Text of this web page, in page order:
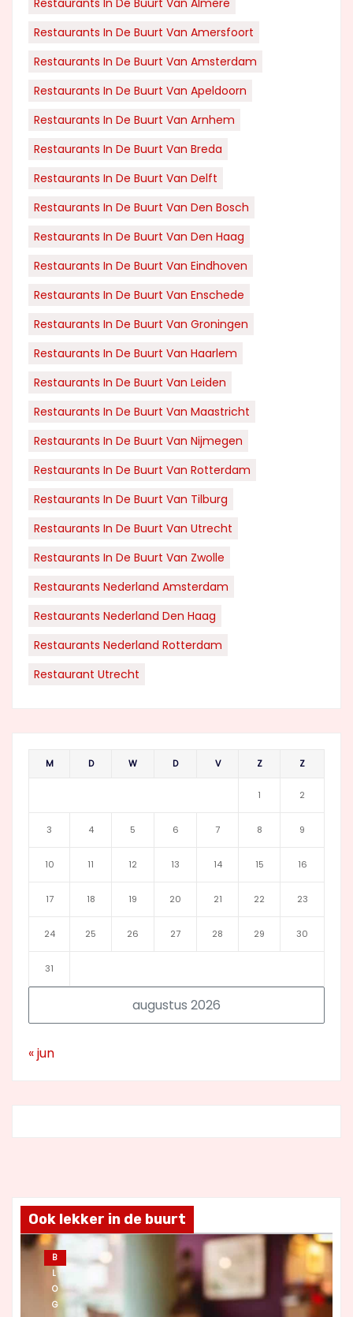
Restaurants In De Buurt Van Amersfoort
Restaurants In De Buurt Van Amsterdam
Restaurants In De Buurt Van Apeldoorn
Restaurants In De Buurt Van Arnhem
Restaurants In De Buurt Van Breda
Restaurants In De Buurt Van Delft
Restaurants In De Buurt Van Den Bosch
Restaurants In De Buurt Van Den Haag
Restaurants In De Buurt Van Eindhoven
Restaurants In De Buurt Van Enschede
Restaurants In De Buurt Van Groningen
Restaurants In De Buurt Van Haarlem
Restaurants In De Buurt Van Leiden
Restaurants In De Buurt Van Maastricht
Restaurants In De Buurt Van Nijmegen
Restaurants In De Buurt Van Rotterdam
Restaurants In De Buurt Van Tilburg
Restaurants In De Buurt Van Utrecht
Restaurants In De Buurt Van Zwolle
Restaurants Nederland Amsterdam
Restaurants Nederland Den Haag
Restaurants Nederland Rotterdam
Restaurant Utrecht
augustus 2026
M D W D V Z Z
1 2
3 4 5 6 7 8 9
10 11 12 13 14 15 16
17 18 19 20 21 22 23
24 25 26 27 28 29 30
31
« jun
Ook lekker in de buurt
B
L
O
G